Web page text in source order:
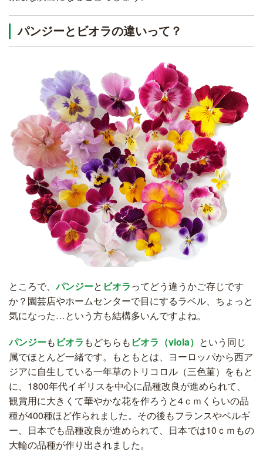
パンジーとビオラの違いって？
ところで、パンジーと ビオラってどう違うかご存じです
か？園芸店やホームセンターで目にするラベル、ちょっと
気になった…という方も結構多いんですよね。
パンジーも ビオラ もどちらも ビオラ（viola） という同じ
属でほとんど一緒です。もともとは、ヨーロッパから西ア
ジアに自生している一年草のトリコロル（三色菫）をもと
に、1800年代イギリスを中心に品種改良が進められて、
観賞用に大きくて華やかな花を作ろうと4ｃｍくらいの品
種が400種ほど作られました。その後もフランスやベルギ
ー、日本でも品種改良が進められて、日本では10ｃｍもの
大輪の品種が作り出されました。